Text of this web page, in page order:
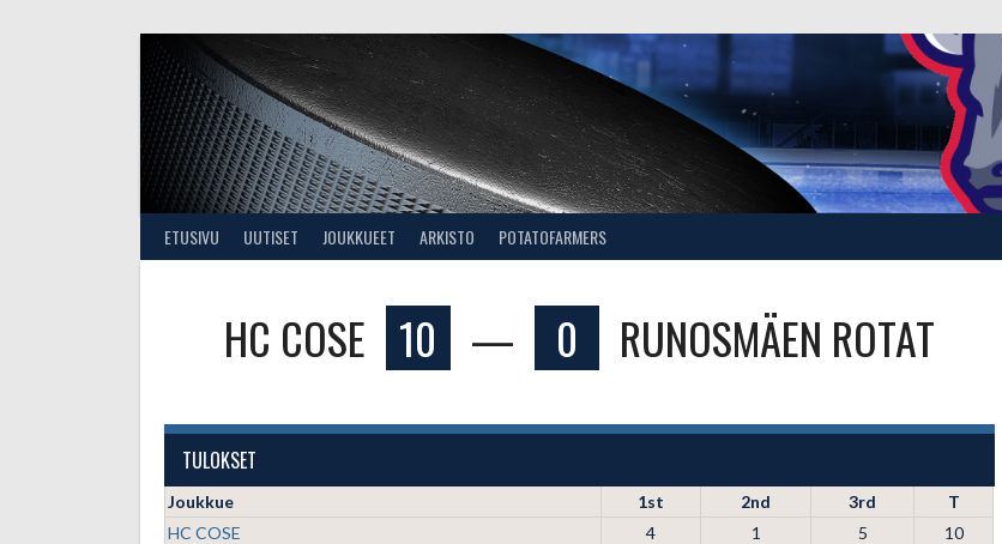
ETUSIVU UUTISET JOUKKUEET ARKISTO POTATOFARMERS
HC COSE 10 — 0 RUNOSMÄEN ROTAT
TULOKSET
Joukkue 1st 2nd 3rd
T
HC COSE
4 1 5
10